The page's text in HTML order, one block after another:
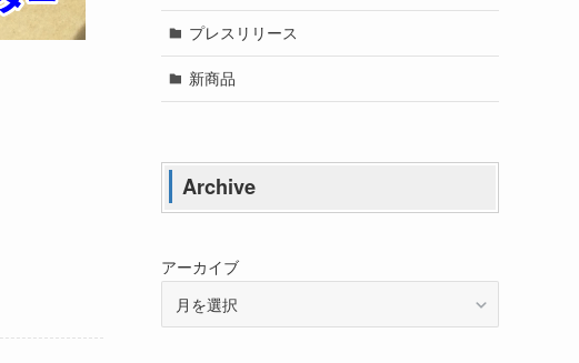
プレスリリース
新商品
Archive
アーカイブ